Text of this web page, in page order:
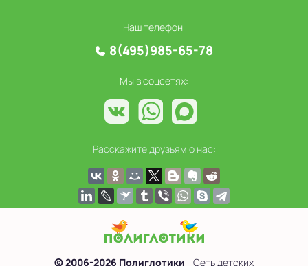
Наш телефон:
8(495)985-65-78
Мы в соцсетях:
Расскажите друзьям о нас:
© 2006-2026 Полиглотики - Сеть детских